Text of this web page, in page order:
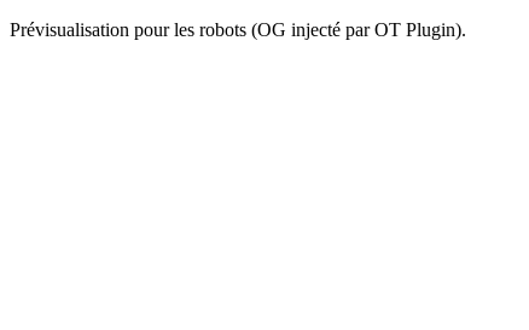
Prévisualisation pour les robots (OG injecté par OT Plugin).